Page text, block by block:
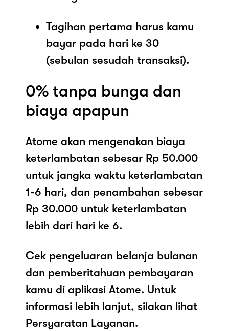
Tagihan pertama harus kamu
bayar pada hari ke 30
(sebulan sesudah transaksi).
0% tanpa bunga dan
biaya apapun
Atome akan mengenakan biaya
keterlambatan sebesar Rp 50.000
untuk jangka waktu keterlambatan
1-6 hari, dan penambahan sebesar
Rp 30.000 untuk keterlambatan
lebih dari hari ke 6.
Cek pengeluaran belanja bulanan
dan pemberitahuan pembayaran
kamu di aplikasi Atome. Untuk
informasi lebih lanjut, silakan lihat
Persyaratan Layanan.